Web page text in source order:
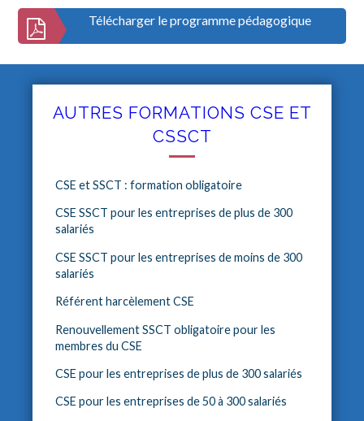
Télécharger le programme pédagogique
AUTRES FORMATIONS CSE ET
CSSCT
CSE et SSCT : formation obligatoire
CSE SSCT pour les entreprises de plus de 300
salariés
CSE SSCT pour les entreprises de moins de 300
salariés
Référent harcèlement CSE
Renouvellement SSCT obligatoire pour les
membres du CSE
CSE pour les entreprises de plus de 300 salariés
CSE pour les entreprises de 50 à 300 salariés